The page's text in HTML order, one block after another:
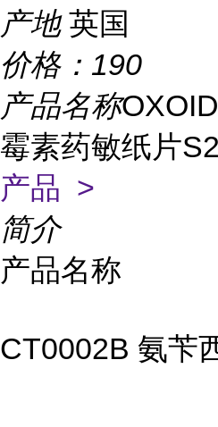
产地 英国
价格： 190
产品名称
霉素药敏纸片
产品 >
简介
产品名称
CT0002B 氨苄